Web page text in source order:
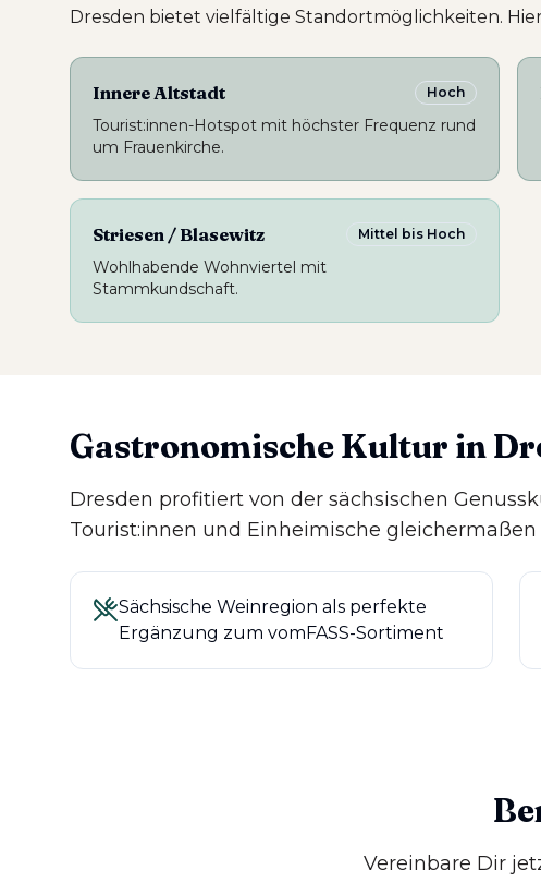
Dresden bietet vielfältige Standortmöglichkeiten.
Innere Altstadt Hoch
Tourist:innen-Hotspot mit höchster Frequenz rund
um Frauenkirche.
Striesen / Blasewitz Mittel bis Hoch
Wohlhabende Wohnviertel mit
Stammkundschaft.
Gastronomische Kultur in
Dresden profitiert von der sächsischen
Tourist:innen und Einheimische
Sächsische Weinregion als perfekte
Ergänzung zum vomFASS-Sortiment
Vereinbare Dir